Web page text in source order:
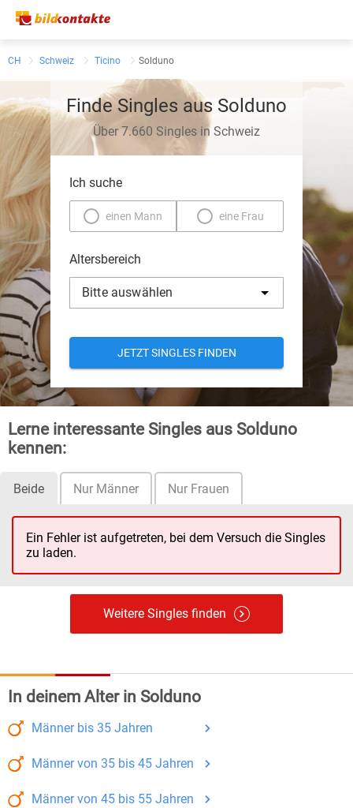
CH Schweiz Ticino Solduno
Finde Singles aus Solduno
Über 7.660 Singles in Schweiz
Ich suche
einen Mann eine Frau
Altersbereich
Bitte auswählen
JETZT SINGLES FINDEN
Lerne interessante Singles aus Solduno
kennen:
Beide Nur Männer Nur Frauen
Ein Fehler ist aufgetreten, bei dem Versuch die Singles
zu laden.
Weitere Singles finden
In deinem Alter in Solduno
Männerbis 35 Jahren
Männervon 35 bis 45 Jahren
Männervon 45 bis 55 Jahren